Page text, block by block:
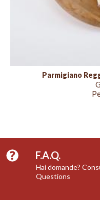
Parmigiano
F.A.Q.
Hai domande?
Questions